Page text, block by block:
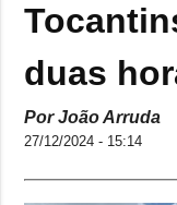
duas
Por João Arruda
27/12/2024 - 15:14